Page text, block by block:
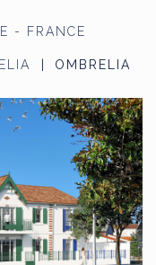
- FRANCE
OMBRELIA